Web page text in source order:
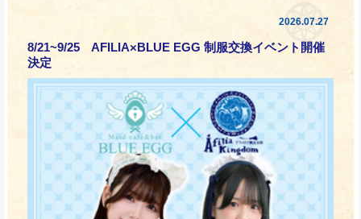
2026.07.27
8/21~9/25 AFILIA×BLUE EGG 制服交換イベント開催
決定